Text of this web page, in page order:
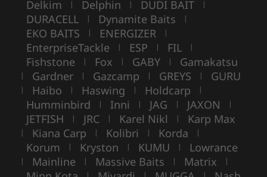
Delkim | Delphin | DUDI BAIT |
DURACELL | Dynamite Baits |
EKO BAITS | ENERGIZER |
EnterpriseTackle | ESP | FIL |
Fishstone | Fox | GABY | Gamakatsu
| Gardner | Gazcamp | GREYS | GURU
| Haibo | Haswing | Holdcarp |
Humminbird | Inni | JAG | JAXON |
JETFISH | JRC | Karel Nikl | Karp Max
| Kiana Carp | Kolibri | Korda |
Korum | Kryston | KUMU | Lowrance
| Mainline | Massive Baits | Matrix |